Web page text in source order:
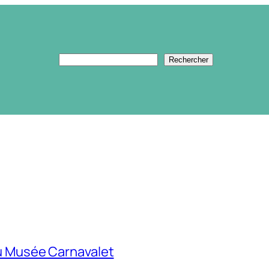
Rechercher Rechercher
Musée Carnavalet